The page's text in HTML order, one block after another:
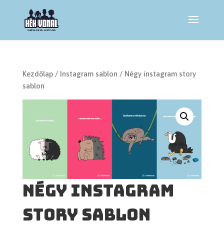
Kezdőlap/ Instagram sablon / Négy instagram story
sablon
Négy instagram
story sablon